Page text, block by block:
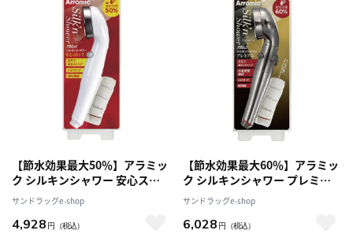
【節水効果最大50％】アラミッ
ク シルキンシャワー 安心スト
ップ ST-B1A
サンドラッグe-shop
4,928 円 （税込）
【節水効果最大60％】アラミッ
ク シルキンシャワー プレミア
ム ST-X1A
サンドラッグe-shop
6,028 円 （税込）